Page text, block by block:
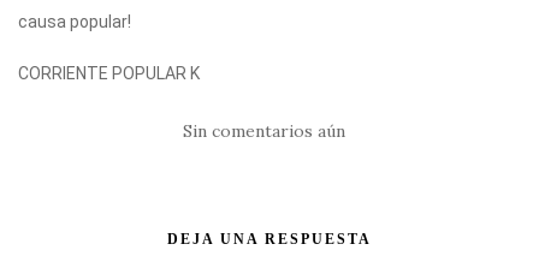
causa popular!
CORRIENTE POPULAR K
Sin comentarios aún
DEJA UNA RESPUESTA